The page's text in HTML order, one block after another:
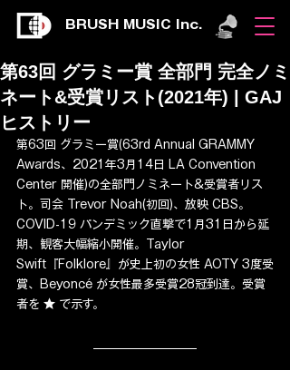
BRUSH MUSIC Inc.
第63回 グラミー賞 全部門 完全ノミ
ネート&受賞リスト(2021年) | GAJ
ヒストリー
第63回 グラミー賞(63rd Annual GRAMMY
Awards、2021年3月14日 LA Convention
Center 開催)の全部門ノミネート&受賞者リス
ト。司会 Trevor Noah(初回)、放映 CBS。
COVID-19 パンデミック直撃で1月31日から延
期、観客大幅縮小開催。Taylor
Swift『Folklore』が史上初の女性 AOTY 3度受
賞、Beyoncé が女性最多受賞28冠到達。受賞
者を ★ で示す。